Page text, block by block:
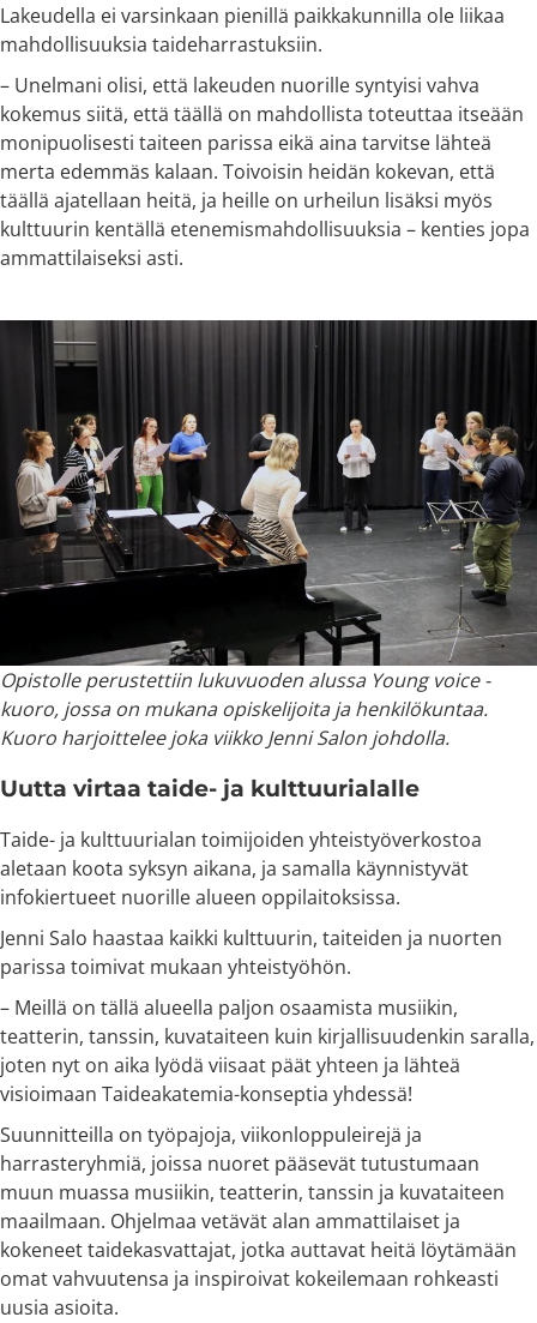
Lakeudella ei varsinkaan pienillä paikkakunnilla ole liikaa
mahdollisuuksia taideharrastuksiin.
– Unelmani olisi, että lakeuden nuorille syntyisi vahva
kokemus siitä, että täällä on mahdollista toteuttaa itseään
monipuolisesti taiteen parissa eikä aina tarvitse lähteä
merta edemmäs kalaan. Toivoisin heidän kokevan, että
täällä ajatellaan heitä, ja heille on urheilun lisäksi myös
kulttuurin kentällä etenemismahdollisuuksia – kenties jopa
ammattilaiseksi asti.
Opistolle perustettiin lukuvuoden alussa Young voice -
kuoro, jossa on mukana opiskelijoita ja henkilökuntaa.
Kuoro harjoittelee joka viikko Jenni Salon johdolla.
Uutta virtaa taide- ja kulttuurialalle
Taide- ja kulttuurialan toimijoiden yhteistyöverkostoa
aletaan koota syksyn aikana, ja samalla käynnistyvät
infokiertueet nuorille alueen oppilaitoksissa.
Jenni Salo haastaa kaikki kulttuurin, taiteiden ja nuorten
parissa toimivat mukaan yhteistyöhön.
– Meillä on tällä alueella paljon osaamista musiikin,
teatterin, tanssin, kuvataiteen kuin kirjallisuudenkin saralla,
joten nyt on aika lyödä viisaat päät yhteen ja lähteä
visioimaan Taideakatemia-konseptia yhdessä!
Suunnitteilla on työpajoja, viikonloppuleirejä ja
harrasteryhmiä, joissa nuoret pääsevät tutustumaan
muun muassa musiikin, teatterin, tanssin ja kuvataiteen
maailmaan. Ohjelmaa vetävät alan ammattilaiset ja
kokeneet taidekasvattajat, jotka auttavat heitä löytämään
omat vahvuutensa ja inspiroivat kokeilemaan rohkeasti
uusia asioita.